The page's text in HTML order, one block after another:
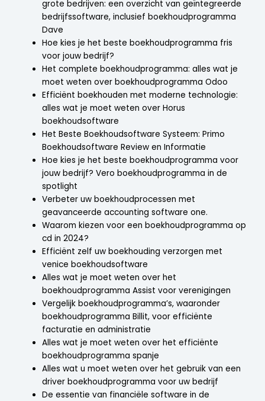
grote bedrijven: een overzicht van geïntegreerde
bedrijfssoftware, inclusief boekhoudprogramma
Dave
Hoe kies je het beste boekhoudprogramma fris
voor jouw bedrijf?
Het complete boekhoudprogramma: alles wat je
moet weten over boekhoudprogramma Odoo
Efficiënt boekhouden met moderne technologie:
alles wat je moet weten over Horus
boekhoudsoftware
Het Beste Boekhoudsoftware Systeem: Primo
Boekhoudsoftware Review en Informatie
Hoe kies je het beste boekhoudprogramma voor
jouw bedrijf? Vero boekhoudprogramma in de
spotlight
Verbeter uw boekhoudprocessen met
geavanceerde accounting software one.
Waarom kiezen voor een boekhoudprogramma op
cd in 2024?
Efficiënt zelf uw boekhouding verzorgen met
venice boekhoudsoftware
Alles wat je moet weten over het
boekhoudprogramma Assist voor verenigingen
Vergelijk boekhoudprogramma’s, waaronder
boekhoudprogramma Billit, voor efficiënte
facturatie en administratie
Alles wat je moet weten over het efficiënte
boekhoudprogramma spanje
Alles wat u moet weten over het gebruik van een
driver boekhoudprogramma voor uw bedrijf
De essentie van financiële software in de